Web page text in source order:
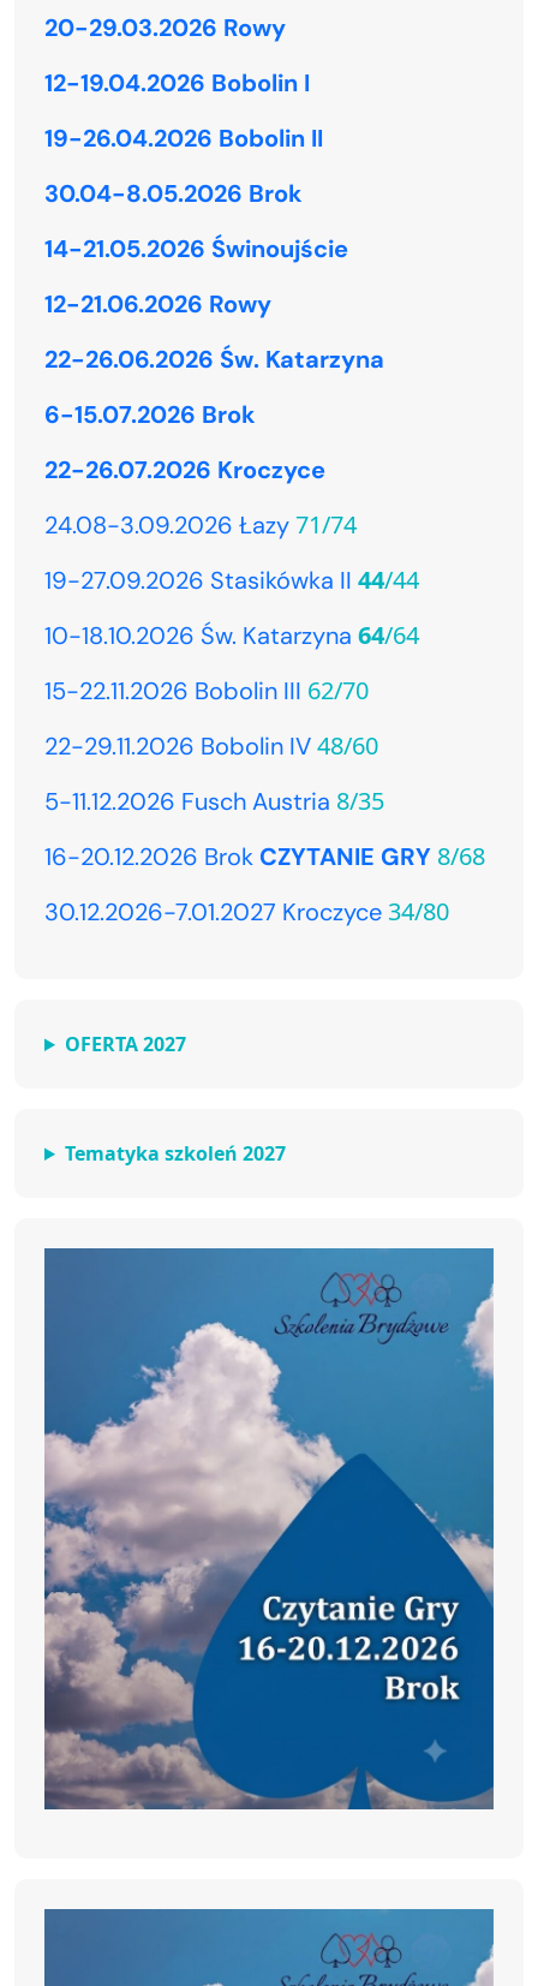
20-29.03.2026 Rowy
12-19.04.2026 Bobolin I
19-26.04.2026 Bobolin II
30.04-8.05.2026 Brok
14-21.05.2026 Świnoujście
12-21.06.2026 Rowy
22-26.06.2026 Św. Katarzyna
6-15.07.2026 Brok
22-26.07.2026 Kroczyce
24.08-3.09.2026 Łazy71/74
19-27.09.2026 Stasikówka II 44/44
10-18.10.2026 Św. Katarzyna 64/64
15-22.11.2026 Bobolin III 62/70
22-29.11.2026 Bobolin IV48/60
5-11.12.2026 Fusch Austria 8/35
16-20.12.2026 Brok CZYTANIE GRY 8/68
30.12.2026-7.01.2027 Kroczyce34/80
OFERTA 2027
Tematyka szkoleń 2027